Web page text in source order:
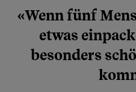
«Wenn fünf
etwas
besonders